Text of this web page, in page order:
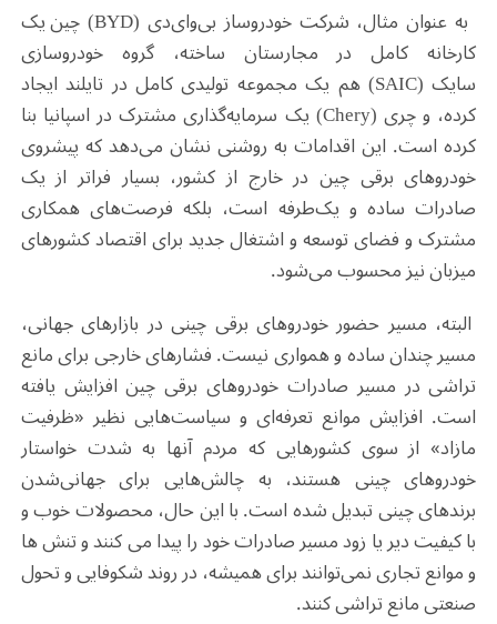
به عنوان مثال، شرکت خودروساز بی‌وای‌دی (BYD)چین یک
کارخانه کامل در مجارستان ساخته، گروه خودروسازی
سایک(SAIC)هم یک مجموعه تولیدی کامل در تایلند ایجاد
کرده، و چری (Chery) یک سرمایه‌گذاری مشترک در اسپانیا بنا
کرده است. این اقدامات به روشنی نشان می‌دهد که پیشروی
خودروهای برقی چین در خارج از کشور، بسیار فراتر از یک
صادرات ساده و یک‌طرفه است، بلکه فرصت‌های همکاری
مشترک و فضای توسعه و اشتغال جدید برای اقتصاد کشورهای
میزبان نیز محسوب می‌شود.
البته، مسیر حضور خودروهای برقی چینی در بازارهای جهانی،
مسیر چندان ساده و همواری نیست. فشارهای خارجی برای مانع
تراشی در مسیر صادرات خودروهای برقی چین افزایش یافته
است. افزایش موانع تعرفه‌ای و سیاست‌هایی نظیر «ظرفیت
مازاد» از سوی کشورهایی که مردم آنها به شدت خواستار
خودروهای چینی هستند، به چالش‌هایی برای جهانی‌شدن
برندهای چینی تبدیل شده‌ است. با این حال، محصولات خوب و
با کیفیت دیر یا زود مسیر صادرات خود را پیدا می کنند و تنش ها
و موانع تجاری نمی‌توانند برای همیشه، در روند شکوفایی و تحول
صنعتی مانع تراشی کنند.